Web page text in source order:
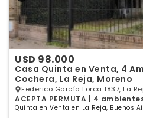
USD 98.000
Casa Quinta en Venta, 4
Cochera, La Reja, Moreno
Federico García Lorca 1837, La
ACEPTA PERMUTA | 4
Quinta en Venta en La Reja, Buenos